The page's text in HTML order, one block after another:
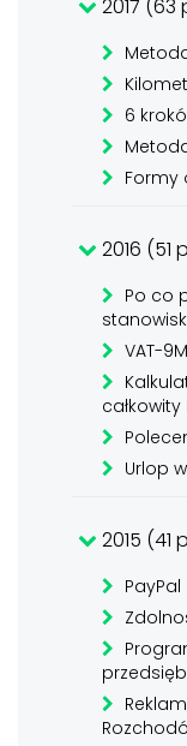
2017 (63
6
Formy
2016 (51
Po co
VAT-
Urlop
2015 (41
PayPal